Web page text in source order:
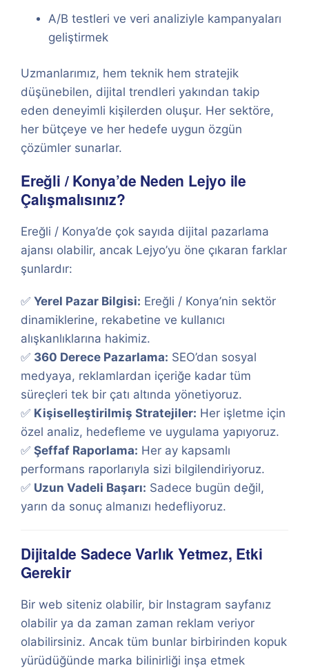
A/B testleri ve veri analiziyle kampanyaları
geliştirmek
Uzmanlarımız, hem teknik hem stratejik
düşünebilen, dijital trendleri yakından takip
eden deneyimli kişilerden oluşur. Her sektöre,
her bütçeye ve her hedefe uygun özgün
çözümler sunarlar.
Ereğli / Konya’de Neden Lejyo ile
Çalışmalısınız?
Ereğli / Konya’de çok sayıda dijital pazarlama
ajansı olabilir, ancak Lejyo’yu öne çıkaran farklar
şunlardır:
✅ Yerel Pazar Bilgisi: Ereğli / Konya’nin sektör
dinamiklerine, rekabetine ve kullanıcı
alışkanlıklarına hakimiz.
✅ 360 Derece Pazarlama: SEO’dan sosyal
medyaya, reklamlardan içeriğe kadar tüm
süreçleri tek bir çatı altında yönetiyoruz.
✅ Kişiselleştirilmiş Stratejiler: Her işletme için
özel analiz, hedefleme ve uygulama yapıyoruz.
✅ Şeffaf Raporlama: Her ay kapsamlı
performans raporlarıyla sizi bilgilendiriyoruz.
✅ Uzun Vadeli Başarı: Sadece bugün değil,
yarın da sonuç almanızı hedefliyoruz.
Dijitalde Sadece Varlık Yetmez, Etki
Gerekir
Bir web siteniz olabilir, bir Instagram sayfanız
olabilir ya da zaman zaman reklam veriyor
olabilirsiniz. Ancak tüm bunlar birbirinden kopuk
yürüdüğünde marka bilinirliği inşa etmek